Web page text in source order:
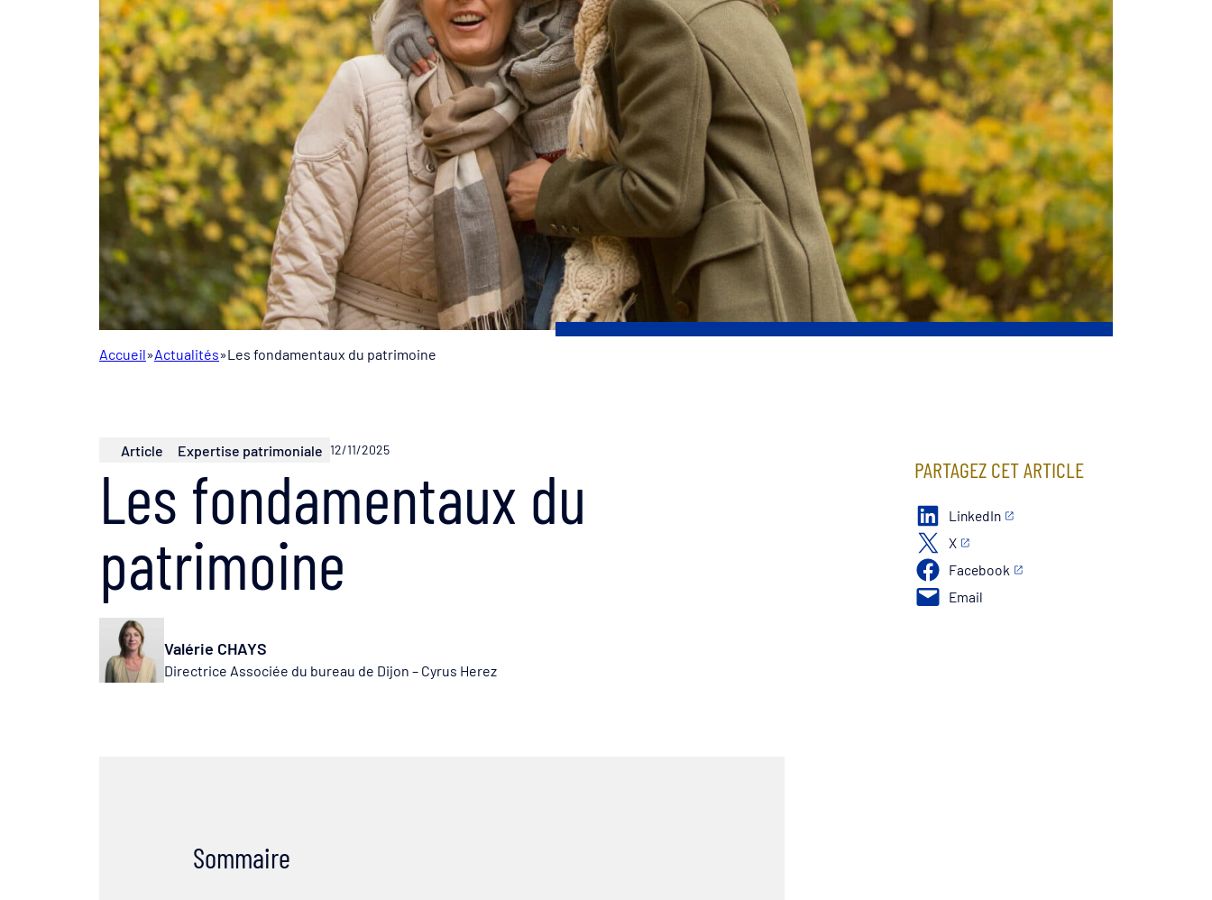
Accueil»Actualités»Les fondamentaux du patrimoine
Article Expertise patrimoniale 12/11/2025
Les fondamentaux du
patrimoine
Valérie CHAYS
Directrice Associée du bureau de Dijon – Cyrus Herez
Sommaire
PARTAGEZ CET ARTICLE
LinkedIn
X
Facebook
Email